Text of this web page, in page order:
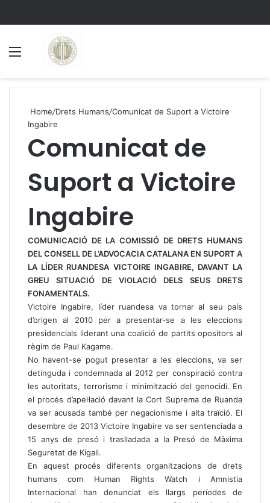
Home/Drets Humans/Comunicat de Suport a Victoire
Ingabire
Comunicat de
Suport a Victoire
Ingabire
COMUNICACIÓ DE LA COMISSIÓ DE DRETS HUMANS
DEL CONSELL DE L’ADVOCACIA CATALANA EN SUPORT A
LA LÍDER RUANDESA VICTOIRE INGABIRE, DAVANT LA
GREU SITUACIÓ DE VIOLACIÓ DELS SEUS DRETS
FONAMENTALS.
Victoire Ingabire, líder ruandesa va tornar al seu país
d’origen al 2010 per a presentar-se a les eleccions
presidencials liderant una coalició de partits opositors al
règim de Paul Kagame.
No havent-se pogut presentar a les eleccions, va ser
detinguda i condemnada al 2012 per conspiració contra
les autoritats, terrorisme i minimització del genocidi. En
el procés d’apel·lació davant la Cort Suprema de Ruanda
va ser acusada també per negacionisme i alta traïció. El
desembre de 2013 Victoire Ingabire va ser sentenciada a
15 anys de presó i traslladada a la Presó de Màxima
Seguretat de Kigali.
En aquest procés diferents organitzacions de drets
humans com Human Rights Watch i Amnistia
Internacional han denunciat els llargs períodes de